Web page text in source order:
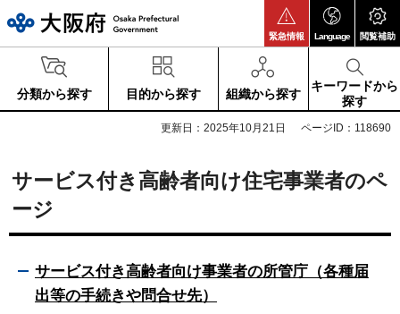
緊急情報 Language 閲覧補助
分類から探す 目的から探す 組織から探す
キーワードから
探す
更新日：2025年10月21日 ページID：118690
サービス付き高齢者向け住宅事業者のペ
ージ
サービス付き高齢者向け事業者の所管庁（各種届
出等の手続きや問合せ先）